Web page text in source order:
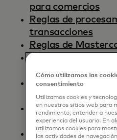
para comercios
Reglas de
transacciones
Reglas de
Reglas y
Edición para
Establecer un
máximo de
Folleto de
para comercios
Reglas de
Cómo utilizamos las
consentimiento
Utilizamos cookies y
en nuestros sitios web para
rendimiento, entender a
experiencia del usuario. En
utilizamos cookies para
las actividades de